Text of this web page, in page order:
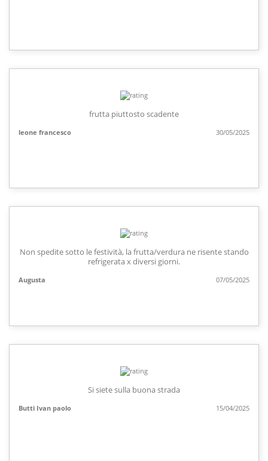
frutta piuttosto scadente
leone francesco 30/05/2025
Non spedite sotto le festività, la frutta/verdura ne risente stando
refrigerata x diversi giorni.
Augusta 07/05/2025
Si siete sulla buona strada
Butti Ivan paolo 15/04/2025